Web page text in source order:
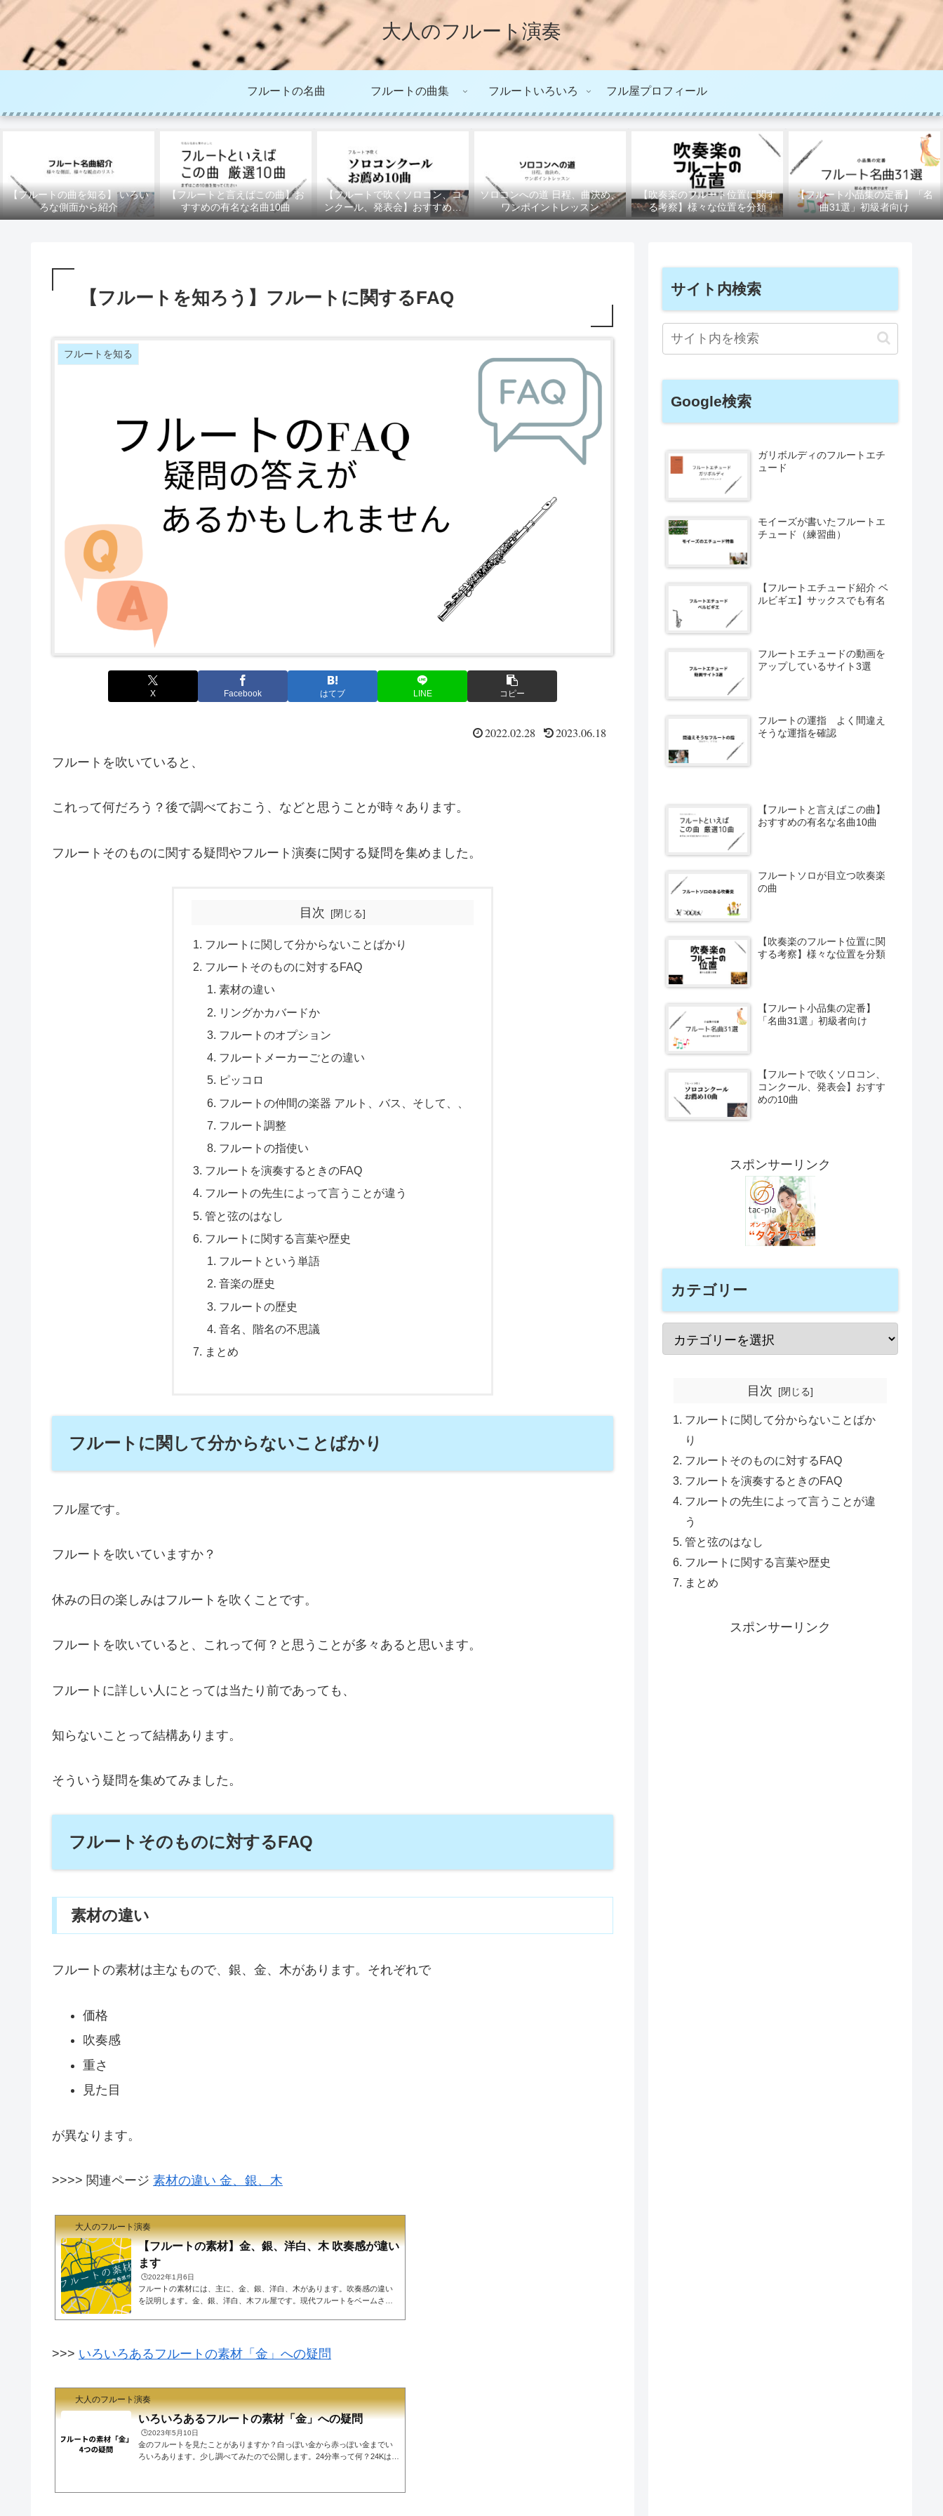
大人のフルート演奏
フルートの名曲 フルートの曲集 フルートいろいろ フル屋プロフィール
【フルートの曲を知る】 いろい
ろな側面から紹介
【フルートと言えばこの曲】お
すすめの有名な名曲10曲
【フルートで吹くソロコン、コ
ンクール、発表会】おすすめの
10曲
ソロコンへの道 日程、曲決め、
ワンポイントレッスン
【吹奏楽のフルート位置に関す
る考察】様々な位置を分類
【フルート小品集の定番】「名
曲31選」初級者向け
【フルートを知ろう】フルートに関するFAQ
フルートを知る
X Facebook はてブ LINE コピー
2022.02.28 2023.06.18
フルートを吹いていると、
これって何だろう？後で調べておこう、などと思うことが時々あります。
フルートそのものに関する疑問やフルート演奏に関する疑問を集めました。
目次
フルートに関して分からないことばかり
フルートそのものに対するFAQ
素材の違い
リングかカバードか
フルートのオプション
フルートメーカーごとの違い
ピッコロ
フルートの仲間の楽器 アルト、バス、そして、、
フルート調整
フルートの指使い
フルートを演奏するときのFAQ
フルートの先生によって言うことが違う
管と弦のはなし
フルートに関する言葉や歴史
フルートという単語
音楽の歴史
フルートの歴史
音名、階名の不思議
まとめ
フルートに関して分からないことばかり
フル屋です。
フルートを吹いていますか？
休みの日の楽しみはフルートを吹くことです。
フルートを吹いていると、これって何？と思うことが多々あると思います。
フルートに詳しい人にとっては当たり前であっても、
知らないことって結構あります。
そういう疑問を集めてみました。
フルートそのものに対するFAQ
素材の違い
フルートの素材は主なもので、銀、金、木があります。それぞれで
価格
吹奏感
重さ
見た目
が異なります。
>>>> 関連ページ 素材の違い 金、銀、木
大人のフルート演奏
【フルートの素材】金、銀、洋白、木 吹奏感が違い
ます
🕒️2022年1月6日
フルートの素材には、主に、金、銀、洋白、木があります。吹奏感の違い
を説明します。金、銀、洋白、木フル屋です。現代フルートをベームさん
高価で数百万円から数千万円です。金の含有量により10金、14金、16金な
どで価格が異なり、総金、管体金（他は銀）バリエーションがあります。
>>> いろいろあるフルートの素材「金」への疑問
大人のフルート演奏
いろいろあるフルートの素材「金」への疑問
🕒️2023年5月10日
金のフルートを見たことがありますか？白っぽい金から赤っぽい金までい
ろいろあります。少し調べてみたので公開します。24分率って何？24Kは本
的に、24分率で金の純度を表します。例えば、18Kは18/24(=75%)が金で残
サイト内検索
Google検索
ガリボルディのフルートエチ
ュード
モイーズが書いたフルートエ
チュード（練習曲）
【フルートエチュード紹介 ベ
ルビギエ】サックスでも有名
フルートエチュードの動画を
アップしているサイト3選
フルートの運指 よく間違え
そうな運指を確認
【フルートと言えばこの曲】
おすすめの有名な名曲10曲
フルートソロが目立つ吹奏楽
の曲
【吹奏楽のフルート位置に関
する考察】様々な位置を分類
【フルート小品集の定番】
「名曲31選」初級者向け
【フルートで吹くソロコン、
コンクール、発表会】おすす
めの10曲
スポンサーリンク
カテゴリー
目次
フルートに関して分からないことばか
り
フルートそのものに対するFAQ
フルートを演奏するときのFAQ
フルートの先生によって言うことが違
う
管と弦のはなし
フルートに関する言葉や歴史
まとめ
スポンサーリンク